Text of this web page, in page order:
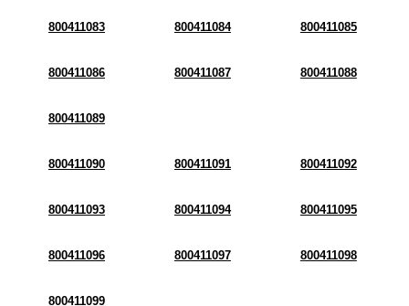
800411083 800411084 800411085
800411086 800411087 800411088
800411089
800411090 800411091 800411092
800411093 800411094 800411095
800411096 800411097 800411098
800411099